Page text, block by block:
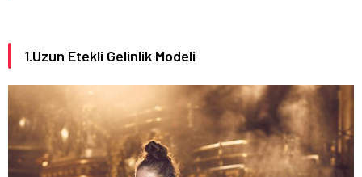
1.Uzun Etekli Gelinlik Modeli